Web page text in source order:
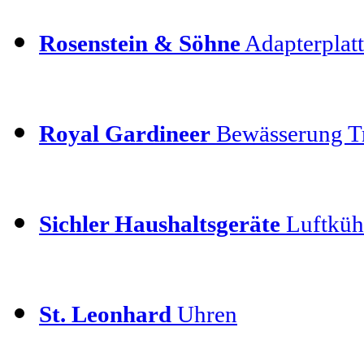
Rosenstein & Söhne
Royal Gardineer Bewässerung
Sichler Haushaltsgeräte
St. Leonhard Uhren